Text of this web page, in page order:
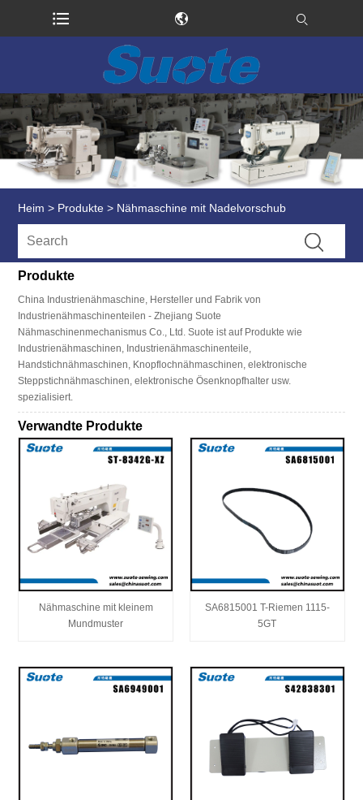
Heim > Produkte > Nähmaschine mit Nadelvorschub
Produkte
China Industrienähmaschine, Hersteller und Fabrik von
Industrienähmaschinenteilen - Zhejiang Suote
Nähmaschinenmechanismus Co., Ltd. Suote ist auf Produkte wie
Industrienähmaschinen, Industrienähmaschinenteile,
Handstichnähmaschinen, Knopflochnähmaschinen, elektronische
Steppstichnähmaschinen, elektronische Ösenknopfhalter usw.
spezialisiert.
Verwandte Produkte
Nähmaschine mit kleinem
Mundmuster
SA6815001 T-Riemen 1115-
5GT